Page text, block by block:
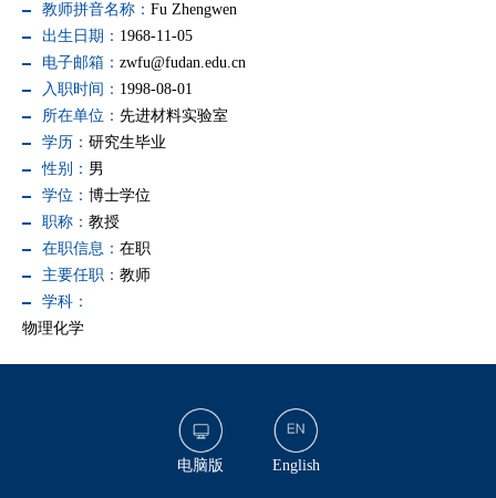
教师拼音名称： Fu Zhengwen
出生日期： 1968-11-05
电子邮箱： zwfu@fudan.edu.cn
入职时间： 1998-08-01
所在单位： 先进材料实验室
学历： 研究生毕业
性别： 男
学位： 博士学位
职称： 教授
在职信息： 在职
主要任职： 教师
学科：
物理化学
电脑版 English